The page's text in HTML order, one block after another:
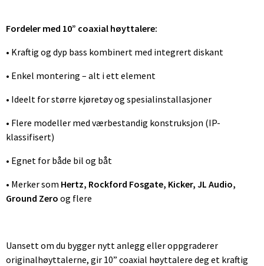
Fordeler med 10” coaxial høyttalere:
• Kraftig og dyp bass kombinert med integrert diskant
• Enkel montering – alt i ett element
• Ideelt for større kjøretøy og spesialinstallasjoner
• Flere modeller med værbestandig konstruksjon (IP-
klassifisert)
• Egnet for både bil og båt
• Merker som Hertz, Rockford Fosgate, Kicker, JL Audio,
Ground Zero og flere
Uansett om du bygger nytt anlegg eller oppgraderer
originalhøyttalerne, gir 10” coaxial høyttalere deg et kraftig